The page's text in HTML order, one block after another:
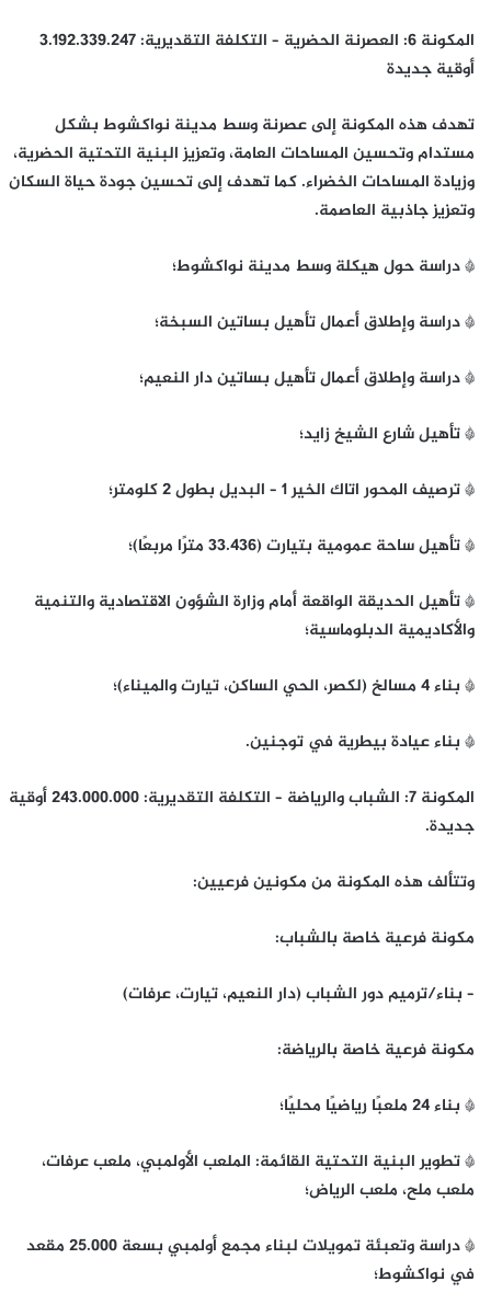
المكونة 6: العصرنة الحضرية – التكلفة التقديرية: 3.192.339.247
أوقية جديدة
تهدف هذه المكونة إلى عصرنة وسط مدينة نواكشوط بشكل
مستدام وتحسين المساحات العامة، وتعزيز البنية التحتية الحضرية،
وزيادة المساحات الخضراء. كما تهدف إلى تحسين جودة حياة السكان
وتعزيز جاذبية العاصمة.
* دراسة حول هيكلة وسط مدينة نواكشوط؛
* دراسة وإطلاق أعمال تأهيل بساتين السبخة؛
* دراسة وإطلاق أعمال تأهيل بساتين دار النعيم؛
* تأهيل شارع الشيخ زايد؛
* ترصيف المحور اتاك الخير 1 – البديل بطول 2 كلومتر؛
* تأهيل ساحة عمومية بتيارت (33.436 مترًا مربعًا)؛
* تأهيل الحديقة الواقعة أمام وزارة الشؤون الاقتصادية والتنمية
والأكاديمية الدبلوماسية؛
* بناء 4 مسالخ (لكصر، الحي الساكن، تيارت والميناء)؛
* بناء عيادة بيطرية في توجنين.
المكونة 7: الشباب والرياضة – التكلفة التقديرية: 243.000.000 أوقية
جديدة.
وتتألف هذه المكونة من مكونين فرعيين:
مكونة فرعية خاصة بالشباب:
– بناء/ترميم دور الشباب (دار النعيم، تيارت، عرفات)
مكونة فرعية خاصة بالرياضة:
* بناء 24 ملعبًا رياضيًا محليًا؛
* تطوير البنية التحتية القائمة: الملعب الأولمبي، ملعب عرفات،
ملعب ملح، ملعب الرياض؛
* دراسة وتعبئة تمويلات لبناء مجمع أولمبي بسعة 25.000 مقعد
في نواكشوط؛